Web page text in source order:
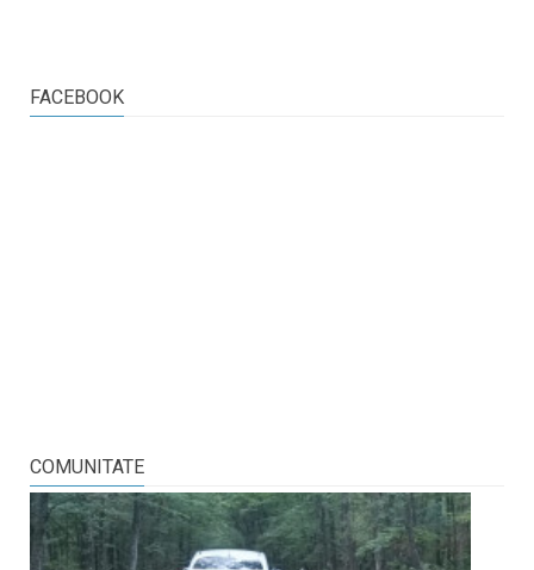
FACEBOOK
COMUNITATE